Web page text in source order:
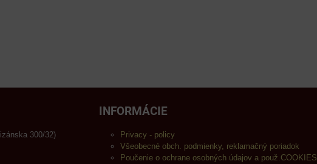
300/32)
INFORMÁCIE
Privacy - policy
Všeobecné obch. podmienky, reklamačný poriadok
Poučenie o ochrane osobných údajov a použ.COOKIES